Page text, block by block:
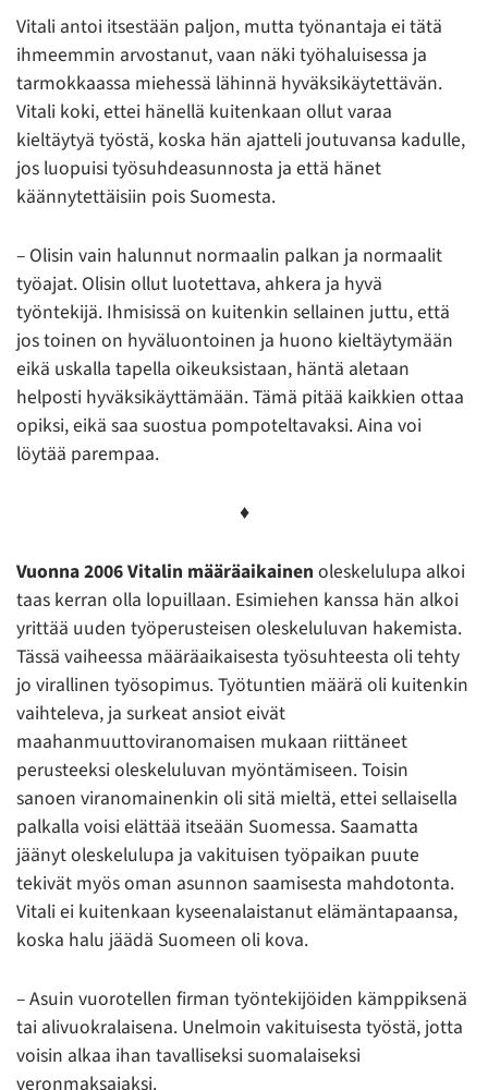
Vitali antoi itsestään paljon, mutta työnantaja ei tätä
ihmeemmin arvostanut, vaan näki työhaluisessa ja
tarmokkaassa miehessä lähinnä hyväksikäytettävän.
Vitali koki, ettei hänellä kuitenkaan ollut varaa
kieltäytyä työstä, koska hän ajatteli joutuvansa kadulle,
jos luopuisi työsuhdeasunnosta ja että hänet
käännytettäisiin pois Suomesta.
– Olisin vain halunnut normaalin palkan ja normaalit
työajat. Olisin ollut luotettava, ahkera ja hyvä
työntekijä. Ihmisissä on kuitenkin sellainen juttu, että
jos toinen on hyväluontoinen ja huono kieltäytymään
eikä uskalla tapella oikeuksistaan, häntä aletaan
helposti hyväksikäyttämään. Tämä pitää kaikkien ottaa
opiksi, eikä saa suostua pompoteltavaksi. Aina voi
löytää parempaa.
♦
Vuonna 2006 Vitalin määräaikainen oleskelulupa alkoi
taas kerran olla lopuillaan. Esimiehen kanssa hän alkoi
yrittää uuden työperusteisen oleskeluluvan hakemista.
Tässä vaiheessa määräaikaisesta työsuhteesta oli tehty
jo virallinen työsopimus. Työtuntien määrä oli kuitenkin
vaihteleva, ja surkeat ansiot eivät
maahanmuuttoviranomaisen mukaan riittäneet
perusteeksi oleskeluluvan myöntämiseen. Toisin
sanoen viranomainenkin oli sitä mieltä, ettei sellaisella
palkalla voisi elättää itseään Suomessa. Saamatta
jäänyt oleskelulupa ja vakituisen työpaikan puute
tekivät myös oman asunnon saamisesta mahdotonta.
Vitali ei kuitenkaan kyseenalaistanut elämäntapaansa,
koska halu jäädä Suomeen oli kova.
– Asuin vuorotellen firman työntekijöiden kämppiksenä
tai alivuokralaisena. Unelmoin vakituisesta työstä, jotta
voisin alkaa ihan tavalliseksi suomalaiseksi
veronmaksajaksi.